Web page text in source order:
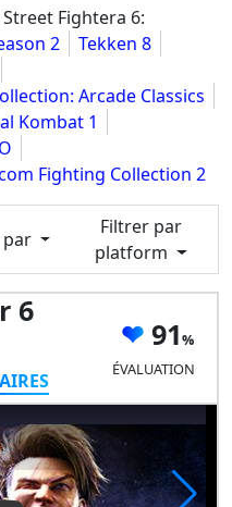
Fightera 6:
2
Tekken 8
Arcade Classics
Kombat 1
Fighting Collection 2
Filtrer par
platform
6
91
ÉVALUATION